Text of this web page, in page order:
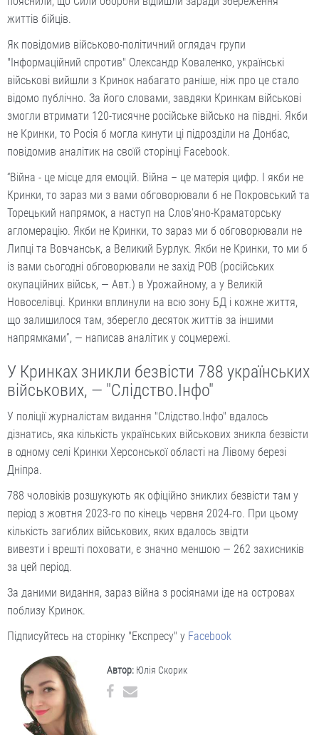
життів бійців.
Як повідомив військово-політичний оглядач групи
"Інформаційний спротив" Олександр Коваленко, українські
військові вийшли з Кринок набагато раніше, ніж про це стало
відомо публічно. За його словами, завдяки Кринкам військові
змогли втримати 120-тисячне російське військо на півдні. Якби
не Кринки, то Росія б могла кинути ці підрозділи на Донбас,
повідомив аналітик на своїй сторінці Facebook.
“Війна - це місце для емоцій. Війна – це матерія цифр. І якби не
Кринки, то зараз ми з вами обговорювали б не Покровський та
Торецький напрямок, а наступ на Слов'яно-Краматорську
агломерацію. Якби не Кринки, то зараз ми б обговорювали не
Липці та Вовчанськ, а Великий Бурлук. Якби не Кринки, то ми б
із вами сьогодні обговорювали не захід РОВ (російських
окупаційних військ, — Авт.) в Урожайному, а у Великій
Новоселівці. Кринки вплинули на всю зону БД і кожне життя,
що залишилося там, зберегло десяток життів за іншими
напрямками”, — написав аналітик у соцмережі.
У Кринках зникли безвісти 788 українських
військових, — "Слідство.Інфо"
У поліції журналістам видання "Слідство.Інфо" вдалось
дізнатись, яка кількість українських військових зникла безвісти
в одному селі Кринки Херсонської області на Лівому березі
Дніпра.
788 чоловіків розшукують як офіційно зниклих безвісти там у
період з жовтня 2023-го по кінець червня 2024-го. При цьому
кількість загиблих військових, яких вдалось звідти
вивезти і врешті поховати, є значно меншою — 262 захисників
за цей період.
За даними видання, зараз війна з росіянами іде на островах
поблизу Кринок.
Підписуйтесь на сторінку "Експресу" у Facebook
Автор: Юлія Скорик